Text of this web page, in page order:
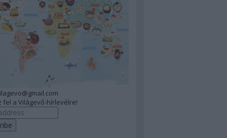
fel a Világevő-hírlevélre!